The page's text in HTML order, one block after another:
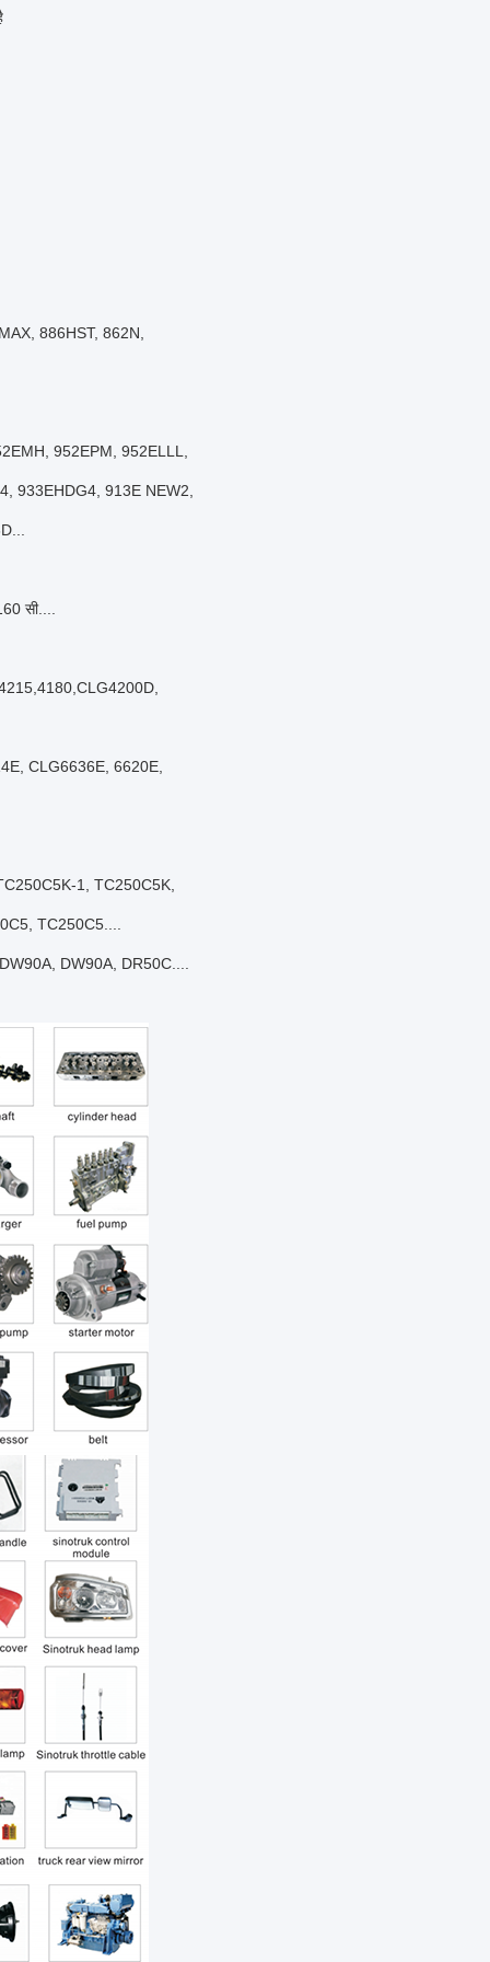
886HST, 862N,
952EPM, 952ELLL,
933EHDG4, 913E NEW2,
सी....
CLG6636E, 6620E,
1, TC250C5K,
TC250C5....
DW90A, DR50C....